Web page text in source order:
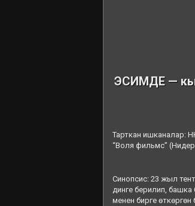
ЭСИМДЕ —
Тарткан ишканалар:
“Воля фильмс”
Синопсис: 23 жыл
динге берилип,
менен бирге